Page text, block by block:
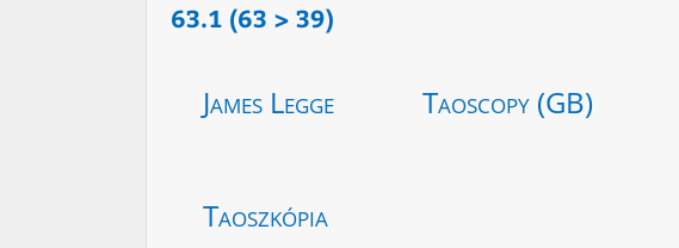
63.1 (63 > 39)
James Legge Taoscopy (GB)
Taoszkópia